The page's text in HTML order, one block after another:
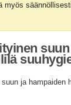
myös
ja hampaiden